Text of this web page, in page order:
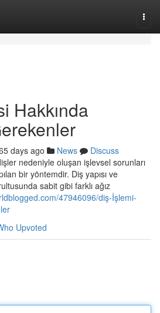
Hakkında
days ago News
Discuss
nedeniyle oluşan işlevsel sorunları
bir yöntemdir. Diş yapısı ve
sabit gibi farklı ağız
47946096/diş-İşlemi-
Upvoted